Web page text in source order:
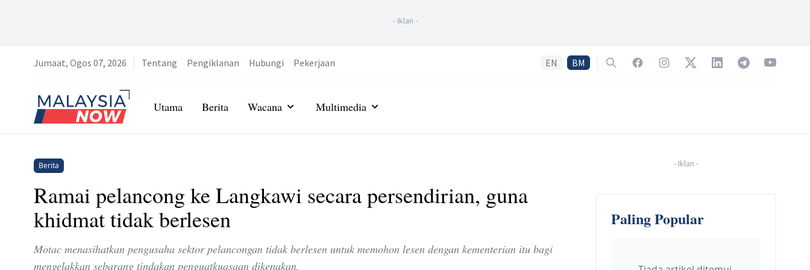
- Iklan -
Jumaat, Ogos 07, 2026 Tentang Pengiklanan Hubungi Pekerjaan EN BM SearchFacebookInstagramTwitterLinkedInTelegramYouTube
Home
Utama Berita Wacana Multimedia
Berita
Ramai pelancong ke Langkawi secara persendirian, guna
khidmat tidak berlesen
Motac menasihatkan pengusaha sektor pelancongan tidak berlesen untuk memohon lesen dengan kementerian itu bagi
mengelakkan sebarang tindakan penguatkuasaan dikenakan.
- Iklan -
Paling Popular